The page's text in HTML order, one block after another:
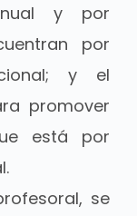
y por
por
y el
promover
está por
se